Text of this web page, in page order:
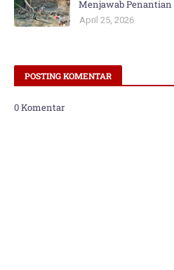
Menjawab Penantian
April 25, 2026
POSTING KOMENTAR
0 Komentar